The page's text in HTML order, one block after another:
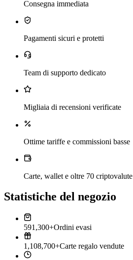
Consegna immediata
Pagamenti sicuri e protetti
Team di supporto dedicato
Migliaia di recensioni verificate
Ottime tariffe e commissioni basse
Carte, wallet e oltre 70 criptovalute
Statistiche del negozio
591,300+Ordini evasi
1,108,700+Carte regalo vendute